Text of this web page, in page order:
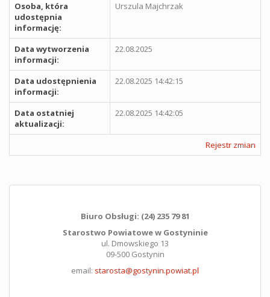
Osoba, która
udostępnia
informację:
Urszula Majchrzak
Data wytworzenia
informacji:
22.08.2025
Data udostępnienia
informacji:
22.08.2025 14:42:15
Data ostatniej
aktualizacji:
22.08.2025 14:42:05
Rejestr zmian
Biuro Obsługi: (24) 235 79 81
Starostwo Powiatowe w Gostyninie
ul. Dmowskiego 13
09-500 Gostynin
email: starosta@gostynin.powiat.pl